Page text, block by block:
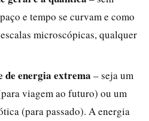
e tempo se curvam e como
microscópicas, qualquer
de energia extrema – seja um
viagem ao futuro) ou um
(para passado). A energia